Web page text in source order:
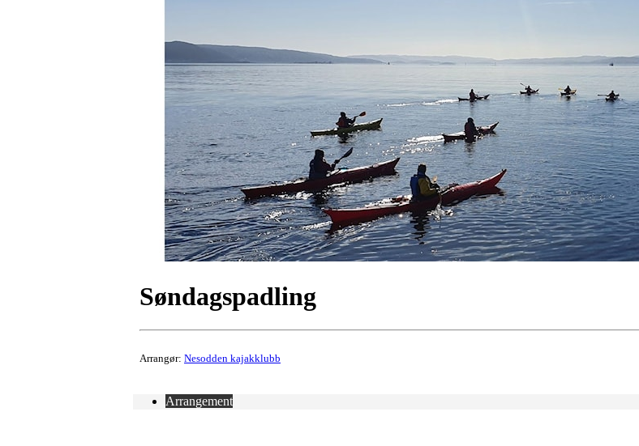
Søndagspadling
Arrangør: Nesodden kajakklubb
Arrangement